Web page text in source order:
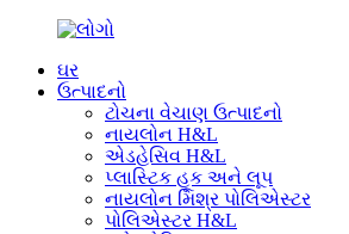
ઘર
ઉત્પાદનો
ટોચના વેચાણ ઉત્પાદનો
નાયલોન H&L
એડહેસિવ H&L
પ્લાસ્ટિક હૂક અને લૂપ
નાયલોન મિશ્ર પોલિએસ્ટર
પોલિએસ્ટર H&L